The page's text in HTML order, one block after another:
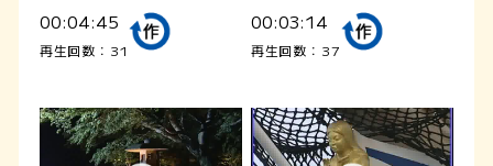
00:04:45
再生回数：31
00:03:14
再生回数：37